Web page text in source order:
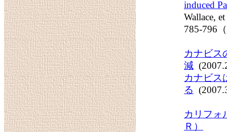
induced
Wallace,
785-796
カナビス
減
カナビス
る
カリフォ
Ｒ）